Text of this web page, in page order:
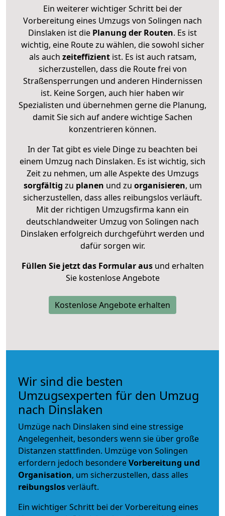
Ein weiterer wichtiger Schritt bei der
Vorbereitung eines Umzugs von Solingen nach
Dinslaken ist die Planung der Routen. Es ist
wichtig, eine Route zu wählen, die sowohl sicher
als auch zeiteffizientist. Es ist auch ratsam,
sicherzustellen, dass die Route frei von
Straßensperrungen und anderen Hindernissen
ist. Keine Sorgen, auch hier haben wir
Spezialisten und übernehmen gerne die Planung,
damit Sie sich auf andere wichtige Sachen
konzentrieren können.
In der Tat gibt es viele Dinge zu beachten bei
einem Umzug nach Dinslaken. Es ist wichtig, sich
Zeit zu nehmen, um alle Aspekte des Umzugs
sorgfältig zu planen und zu organisieren, um
sicherzustellen, dass alles reibungslos verläuft.
Mit der richtigen Umzugsfirma kann ein
deutschlandweiter Umzug von Solingen nach
Dinslaken erfolgreich durchgeführt werden und
dafür sorgen wir.
Füllen Sie jetzt das Formular ausund erhalten
Sie kostenlose Angebote
Kostenlose Angebote erhalten
Wir sind die besten
Umzugsexperten für den Umzug
nach Dinslaken
Umzüge nach Dinslaken sind eine stressige
Angelegenheit, besonders wenn sie über große
Distanzen stattfinden. Umzüge von Solingen
erfordern jedoch besondereVorbereitung und
Organisation, um sicherzustellen, dass alles
reibungslosverläuft.
Ein wichtiger Schritt bei der Vorbereitung eines